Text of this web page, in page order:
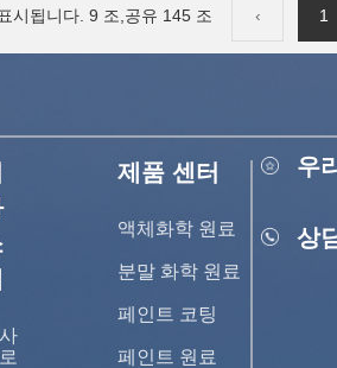
시됩니다. 9 조,공유 145 조 ‹ 1
제품 센터
액체화학 원료
분말 화학 원료
페인트 코팅
페인트 원료
우
상